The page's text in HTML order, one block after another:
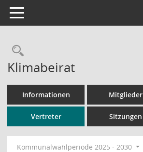
Toggle navigation
Rechercheauswahl
Klimabeirat
Informationen Mitglieder
Vertreter Sitzungen
Kommunalwahlperiode 2025 - 2030